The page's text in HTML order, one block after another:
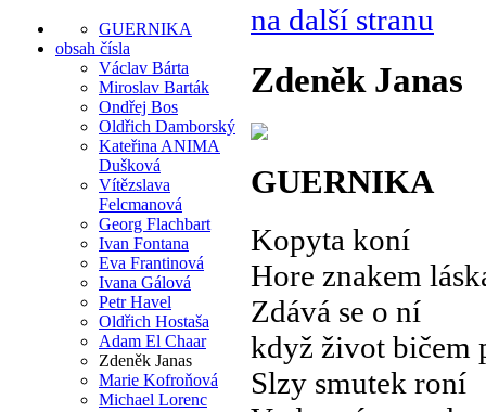
GUERNIKA
obsah čísla
Václav Bárta
Miroslav Barták
Ondřej Bos
Oldřich Damborský
Kateřina ANIMA
Dušková
Vítězslava
Felcmanová
Georg Flachbart
Ivan Fontana
Eva Frantinová
Ivana Gálová
Petr Havel
Oldřich Hostaša
Adam El Chaar
Zdeněk Janas
Marie Kofroňová
Michael Lorenc
na další stranu
Zdeněk Janas
GUERNIKA
Kopyta koní
Hore znakem
Zdává se o ní
když život bičem
Slzy smutek roní